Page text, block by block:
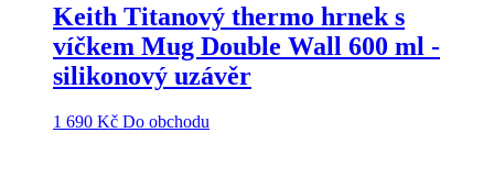
Keith Titanový thermo hrnek s
víčkem Mug Double Wall 600 ml -
silikonový uzávěr
1 690 Kč Do obchodu